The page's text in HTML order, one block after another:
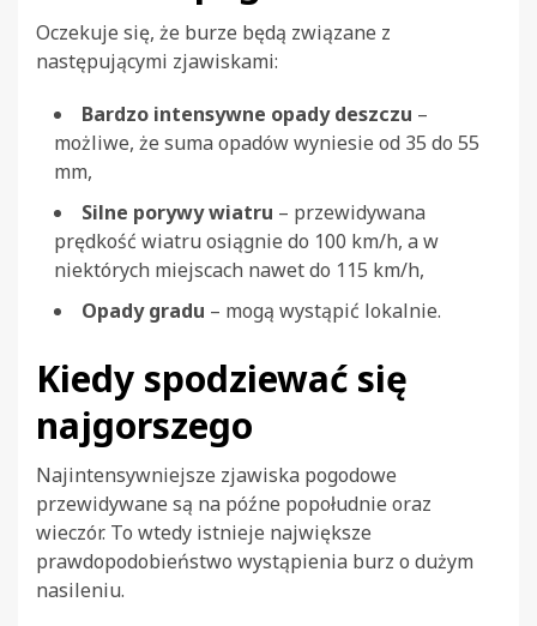
Oczekuje się, że burze będą związane z
następującymi zjawiskami:
Bardzo intensywne opady deszczu –
możliwe, że suma opadów wyniesie od 35 do 55
mm,
Silne porywy wiatru – przewidywana
prędkość wiatru osiągnie do 100 km/h, a w
niektórych miejscach nawet do 115 km/h,
Opady gradu – mogą wystąpić lokalnie.
Kiedy spodziewać się
najgorszego
Najintensywniejsze zjawiska pogodowe
przewidywane są na późne popołudnie oraz
wieczór. To wtedy istnieje największe
prawdopodobieństwo wystąpienia burz o dużym
nasileniu.